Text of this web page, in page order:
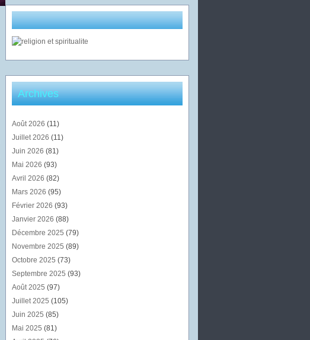
Archives
Août 2026 (11)
Juillet 2026 (11)
Juin 2026 (81)
Mai 2026 (93)
Avril 2026 (82)
Mars 2026 (95)
Février 2026 (93)
Janvier 2026 (88)
Décembre 2025 (79)
Novembre 2025 (89)
Octobre 2025 (73)
Septembre 2025 (93)
Août 2025 (97)
Juillet 2025 (105)
Juin 2025 (85)
Mai 2025 (81)